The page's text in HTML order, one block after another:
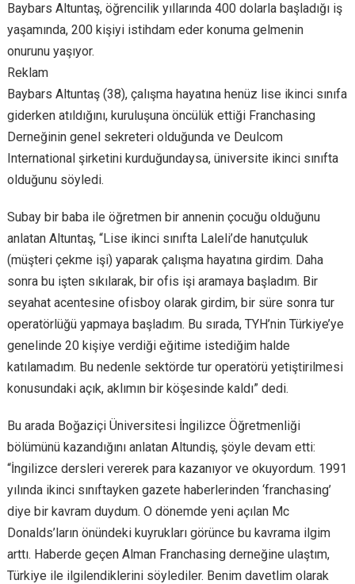
Baybars Altuntaş, öğrencilik yıllarında 400 dolarla başladığı iş
yaşamında, 200 kişiyi istihdam eder konuma gelmenin
onurunu yaşıyor.
Reklam
Baybars Altuntaş (38), çalışma hayatına henüz lise ikinci sınıfa
giderken atıldığını, kuruluşuna öncülük ettiği Franchasing
Derneğinin genel sekreteri olduğunda ve Deulcom
International şirketini kurduğundaysa, üniversite ikinci sınıfta
olduğunu söyledi.
Subay bir baba ile öğretmen bir annenin çocuğu olduğunu
anlatan Altuntaş, “Lise ikinci sınıfta Laleli’de hanutçuluk
(müşteri çekme işi) yaparak çalışma hayatına girdim. Daha
sonra bu işten sıkılarak, bir ofis işi aramaya başladım. Bir
seyahat acentesine ofisboy olarak girdim, bir süre sonra tur
operatörlüğü yapmaya başladım. Bu sırada, TYH’nin Türkiye’ye
genelinde 20 kişiye verdiği eğitime istediğim halde
katılamadım. Bu nedenle sektörde tur operatörü yetiştirilmesi
konusundaki açık, aklımın bir köşesinde kaldı” dedi.
Bu arada Boğaziçi Üniversitesi İngilizce Öğretmenliği
bölümünü kazandığını anlatan Altundiş, şöyle devam etti:
“İngilizce dersleri vererek para kazanıyor ve okuyordum. 1991
yılında ikinci sınıftayken gazete haberlerinden ‘franchasing’
diye bir kavram duydum. O dönemde yeni açılan Mc
Donalds’ların önündeki kuyrukları görünce bu kavrama ilgim
arttı. Haberde geçen Alman Franchasing derneğine ulaştım,
Türkiye ile ilgilendiklerini söylediler. Benim davetlim olarak